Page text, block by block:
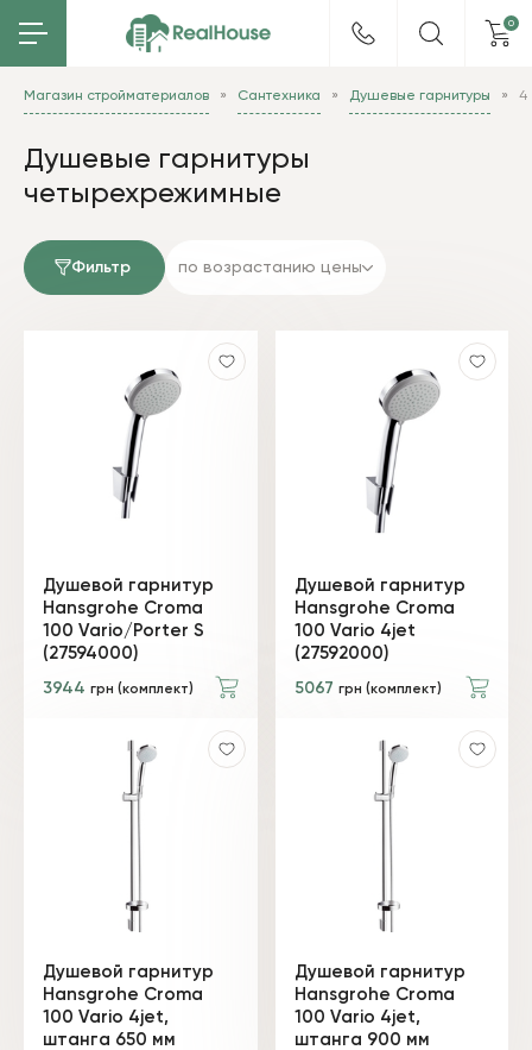
0
Магазин стройматериалов Сантехника Душевые гарнитуры 4
Душевые гарнитуры
четырехрежимные
Фильтр по возрастанию цены
Душевой гарнитур
Hansgrohe Croma
100 Vario/Porter S
(27594000)
3944 грн (комплект)
Душевой гарнитур
Hansgrohe Croma
100 Vario 4jet
(27592000)
5067 грн (комплект)
Душевой гарнитур
Hansgrohe Croma
100 Vario 4jet,
штанга 650 мм
Душевой гарнитур
Hansgrohe Croma
100 Vario 4jet,
штанга 900 мм